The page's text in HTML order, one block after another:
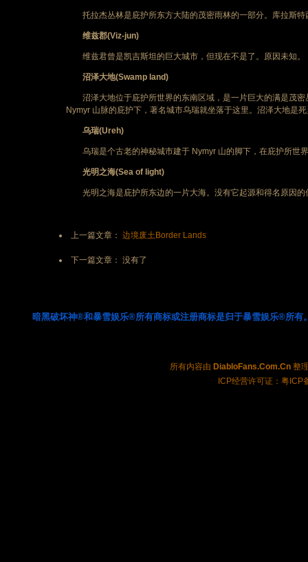
托拉杰丛林是庇护所东方大陆的茂密雨林的一部分。库拉斯特
维兹郡(Viz-jun)
维兹君曾是凯吉斯坦的巨大城市，但现在不是了。原因未知。
沼泽大地(Swamp land)
沼泽大地位于庇护所世界的东南区域，是一片巨大的满是茂密
Nymyr 山脉的庇护下，著名城市乌瑞就坐落于这里。沼泽大地是
乌瑞(Ureh)
乌瑞是个古老的神秘城市建于 Nymyr 山的脚下，在庇护所世
光明之海(Sea of light)
光明之海是庇护所东边的一片大海。没有它起源和得名原因的
上一篇文章： 边境废土Border Lands
下一篇文章： 没有了
暗黑破坏神®和暴雪娱乐®所有商标或注册商标是归于暴雪娱乐®所
所有内容由 DiabloFans.Com.Cn 整
ICP经营许可证：粤